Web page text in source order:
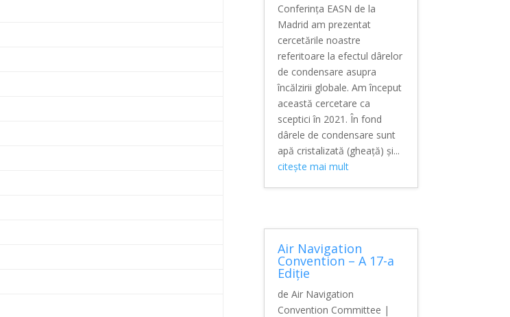
Conferința EASN de la
Madrid am prezentat
cercetările noastre
referitoare la efectul dârelor
de condensare asupra
încălzirii globale. Am început
această cercetare ca
sceptici în 2021. În fond
dârele de condensare sunt
apă cristalizată (gheață) și...
citește mai mult
Air Navigation
Convention – A 17-a
Ediție
deAir Navigation
Convention Committee |